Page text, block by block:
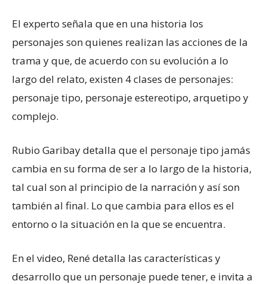
El experto señala que en una historia los
personajes son quienes realizan las acciones de la
trama y que, de acuerdo con su evolución a lo
largo del relato, existen 4 clases de personajes:
personaje tipo, personaje estereotipo, arquetipo y
complejo.
Rubio Garibay detalla que el personaje tipo jamás
cambia en su forma de ser a lo largo de la historia,
tal cual son al principio de la narración y así son
también al final. Lo que cambia para ellos es el
entorno o la situación en la que se encuentra.
En el video, René detalla las características y
desarrollo que un personaje puede tener, e invita a